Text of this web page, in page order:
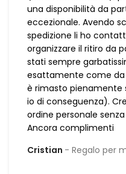
una disponibilità da
eccezionale. Avendo
spedizione li ho
organizzare il ritiro da
stati sempre
esattamente come da
è rimasto pienamente
io di conseguenza).
ordine personale
Ancora complimenti
Cristian
Regalo per